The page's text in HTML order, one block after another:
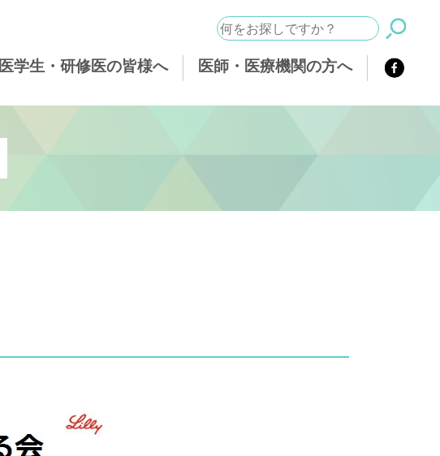
医学生・研修医の皆様へ 医師・医療機関の方へ